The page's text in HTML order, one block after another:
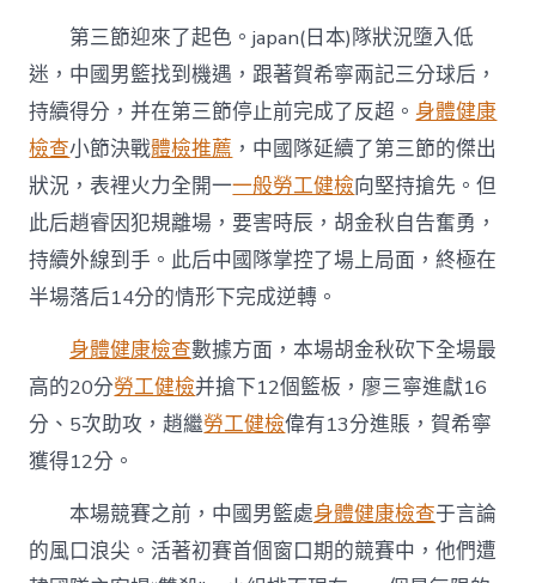
第三節迎來了起色。japan(日本)隊狀況墮入低
迷，中國男籃找到機遇，跟著賀希寧兩記三分球后，
持續得分，并在第三節停止前完成了反超。 身體健康
檢查小節決戰體檢推薦 ，中國隊延續了第三節的傑出
狀況，表裡火力全開一一般勞工健檢向堅持搶先。但
此后趙睿因犯規離場，要害時辰，胡金秋自告奮勇，
持續外線到手。此后中國隊掌控了場上局面，終極在
半場落后14分的情形下完成逆轉。
身體健康檢查數據方面，本場胡金秋砍下全場最
高的20分勞工健檢并搶下12個籃板，廖三寧進獻16
分、5次助攻，趙繼勞工健檢偉有13分進賬，賀希寧
獲得12分。
本場競賽之前，中國男籃處身體健康檢查于言論
的風口浪尖。活著初賽首個窗口期的競賽中，他們遭